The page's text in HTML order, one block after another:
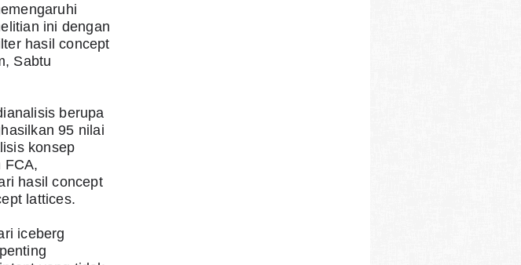
ini dengan
hasil concept
Sabtu
berupa
95 nilai
konsep
FCA,
hasil concept
lattices.
iceberg